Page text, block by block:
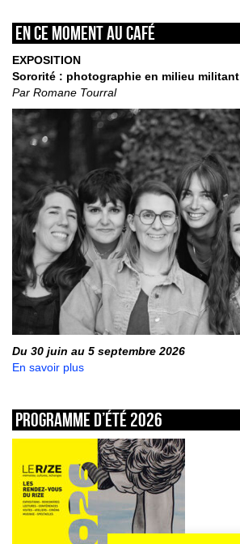
En ce moment au café
EXPOSITION
Sororité : photographie en milieu militant
Par Romane Tourral
Du 30 juin au 5 septembre 2026
En savoir plus
Programme d’été 2026